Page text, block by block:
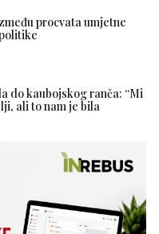
procvata umjetne
do kaubojskog ranča: “Mi
ali to nam je bila